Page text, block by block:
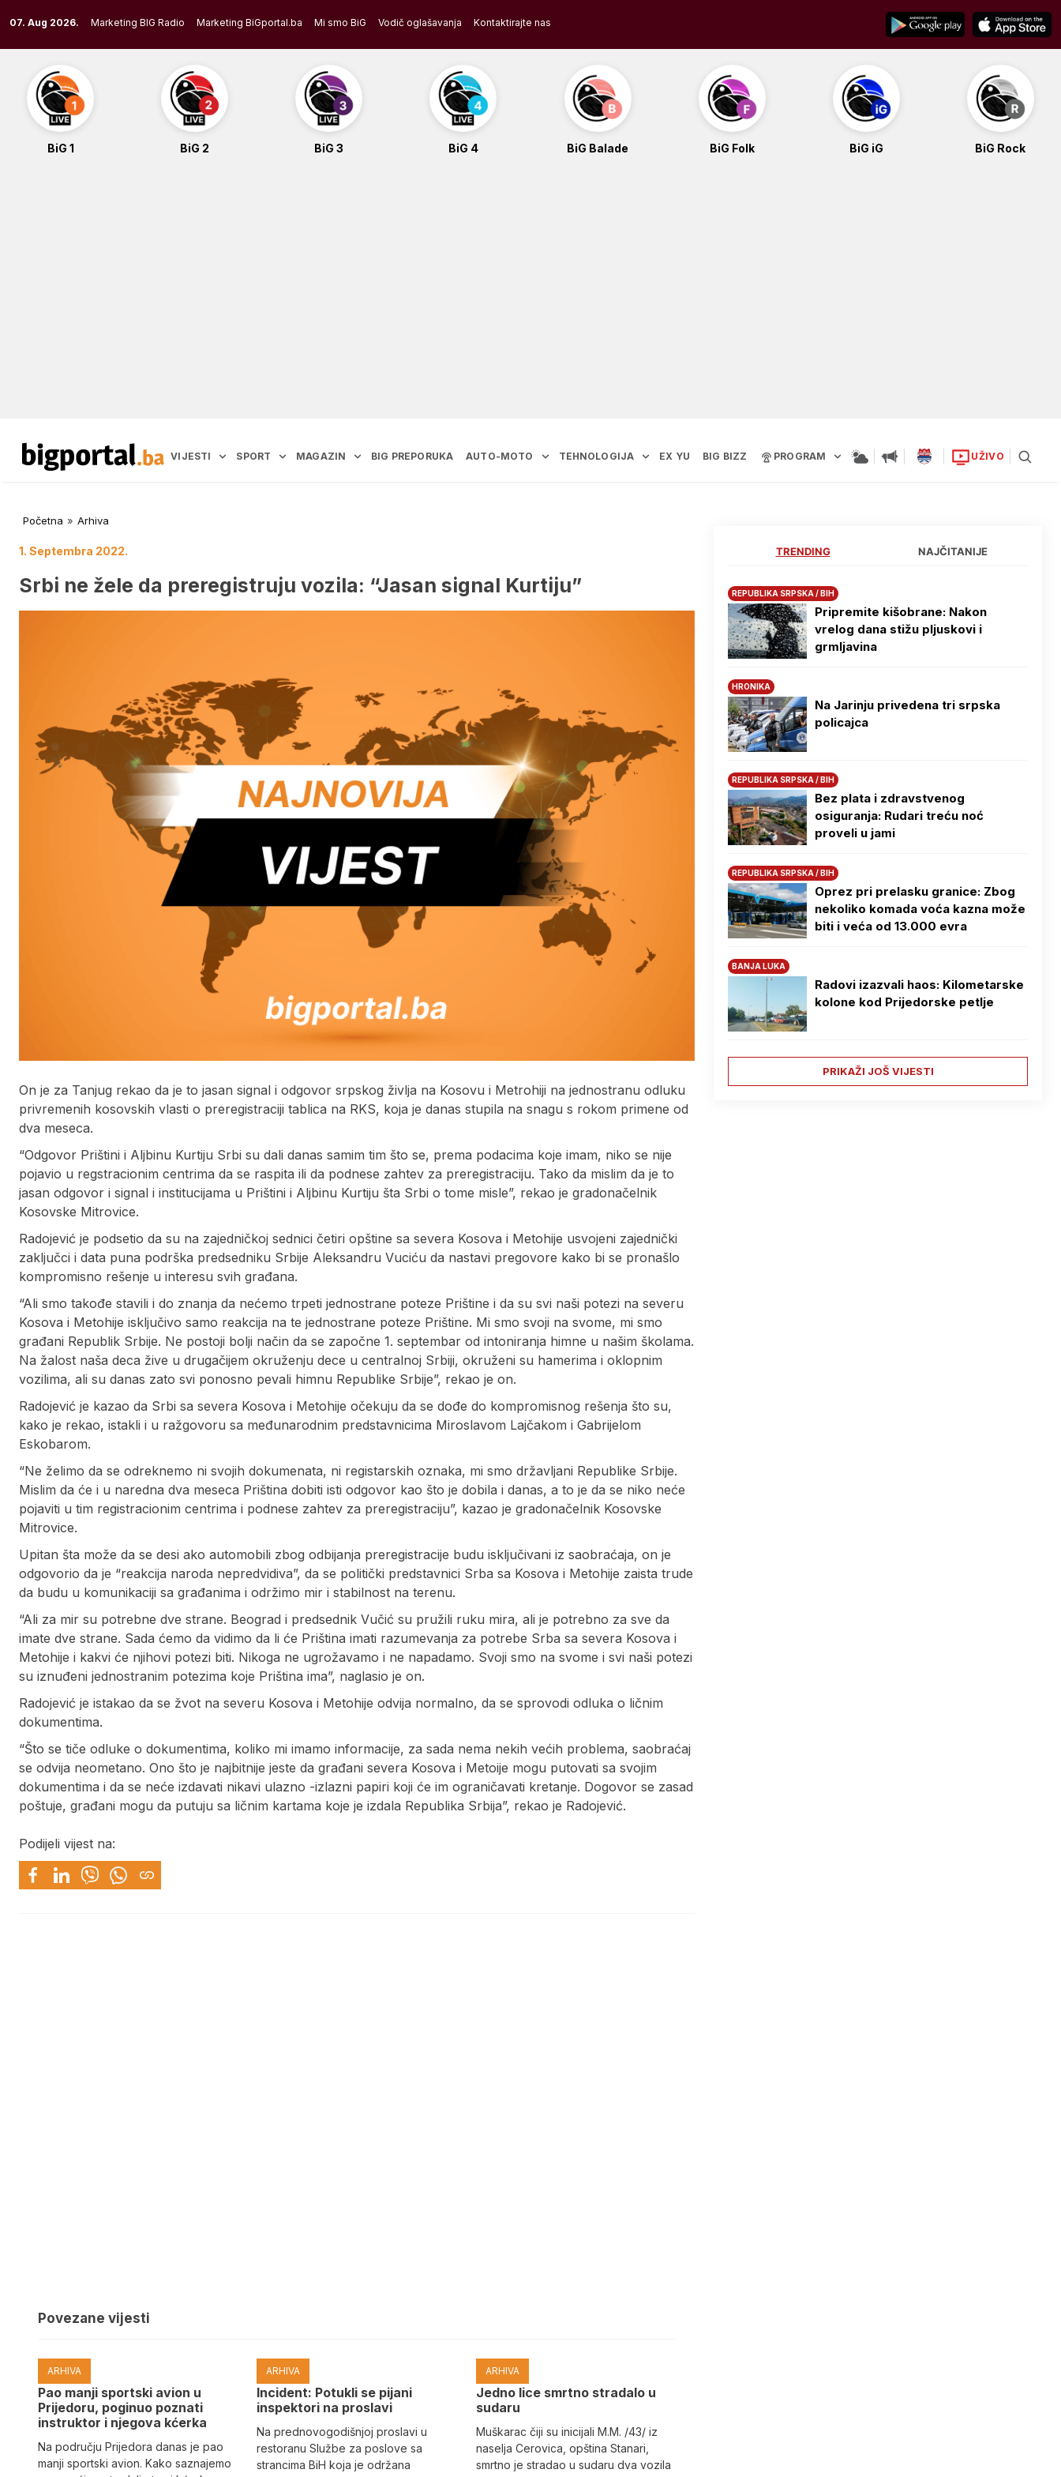
to
content
07. Aug 2026. Marketing BIG Radio Marketing BiGportal.ba Mi smo BiG Vodič oglašavanja Kontaktirajte nas
BiG 1 BiG 2 BiG 3 BiG 4 BiG Balade BiG Folk BiG iG BiG Rock
VIJESTI SPORT MAGAZIN BIG PREPORUKA AUTO-MOTO TEHNOLOGIJA EX YU BIG BIZZ PROGRAM UŽIVO
Početna » Arhiva
1. Septembra 2022.
Srbi ne žele da preregistruju vozila: “Jasan signal Kurtiju”
On je za Tanjug rekao da je to jasan signal i odgovor srpskog življa na Kosovu i Metrohiji na jednostranu odluku
privremenih kosovskih vlasti o preregistraciji tablica na RKS, koja je danas stupila na snagu s rokom primene od
dva meseca.
“Odgovor Prištini i Aljbinu Kurtiju Srbi su dali danas samim tim što se, prema podacima koje imam, niko se nije
pojavio u regstracionim centrima da se raspita ili da podnese zahtev za preregistraciju. Tako da mislim da je to
jasan odgovor i signal i institucijama u Prištini i Aljbinu Kurtiju šta Srbi o tome misle”, rekao je gradonačelnik
Kosovske Mitrovice.
Radojević je podsetio da su na zajedničkoj sednici četiri opštine sa severa Kosova i Metohije usvojeni zajednički
zaključci i data puna podrška predsedniku Srbije Aleksandru Vuciću da nastavi pregovore kako bi se pronašlo
kompromisno rešenje u interesu svih građana.
“Ali smo takođe stavili i do znanja da nećemo trpeti jednostrane poteze Prištine i da su svi naši potezi na severu
Kosova i Metohije isključivo samo reakcija na te jednostrane poteze Prištine. Mi smo svoji na svome, mi smo
građani Republik Srbije. Ne postoji bolji način da se započne 1. septembar od intoniranja himne u našim školama.
Na žalost naša deca žive u drugačijem okruženju dece u centralnoj Srbiji, okruženi su hamerima i oklopnim
vozilima, ali su danas zato svi ponosno pevali himnu Republike Srbije”, rekao je on.
Radojević je kazao da Srbi sa severa Kosova i Metohije očekuju da se dođe do kompromisnog rešenja što su,
kako je rekao, istakli i u ražgovoru sa međunarodnim predstavnicima Miroslavom Lajčakom i Gabrijelom
Eskobarom.
“Ne želimo da se odreknemo ni svojih dokumenata, ni registarskih oznaka, mi smo državljani Republike Srbije.
Mislim da će i u naredna dva meseca Priština dobiti isti odgovor kao što je dobila i danas, a to je da se niko neće
pojaviti u tim registracionim centrima i podnese zahtev za preregistraciju”, kazao je gradonačelnik Kosovske
Mitrovice.
Upitan šta može da se desi ako automobili zbog odbijanja preregistracije budu isključivani iz saobraćaja, on je
odgovorio da je “reakcija naroda nepredvidiva”, da se politički predstavnici Srba sa Kosova i Metohije zaista trude
da budu u komunikaciji sa građanima i održimo mir i stabilnost na terenu.
“Ali za mir su potrebne dve strane. Beograd i predsednik Vučić su pružili ruku mira, ali je potrebno za sve da
imate dve strane. Sada ćemo da vidimo da li će Priština imati razumevanja za potrebe Srba sa severa Kosova i
Metohije i kakvi će njihovi potezi biti. Nikoga ne ugrožavamo i ne napadamo. Svoji smo na svome i svi naši potezi
su iznuđeni jednostranim potezima koje Priština ima”, naglasio je on.
Radojević je istakao da se žvot na severu Kosova i Metohije odvija normalno, da se sprovodi odluka o ličnim
dokumentima.
“Što se tiče odluke o dokumentima, koliko mi imamo informacije, za sada nema nekih većih problema, saobraćaj
se odvija neometano. Ono što je najbitnije jeste da građani severa Kosova i Metoije mogu putovati sa svojim
dokumentima i da se neće izdavati nikavi ulazno -izlazni papiri koji će im ograničavati kretanje. Dogovor se zasad
poštuje, građani mogu da putuju sa ličnim kartama koje je izdala Republika Srbija”, rekao je Radojević.
Podijeli vijest na:
Povezane vijesti
ARHIVA
Pao manji sportski avion u
Prijedoru, poginuo poznati
instruktor i njegova kćerka
Na području Prijedora danas je pao
manji sportski avion. Kako saznajemo
ARHIVA
Incident: Potukli se pijani
inspektori na proslavi
Na prednovogodišnjoj proslavi u
restoranu Službe za poslove sa
strancima BiH koja je održana
ARHIVA
Јedno lice smrtno stradalo u
sudaru
Muškarac čiji su inicijali M.M. /43/ iz
naselja Cerovica, opština Stanari,
smrtno je stradao u sudaru dva vozila
TRENDING NAJČITANIJE
REPUBLIKA SRPSKA / BIH
Pripremite kišobrane: Nakon
vrelog dana stižu pljuskovi i
grmljavina
HRONIKA
Na Јarinju privedena tri srpska
policajca
REPUBLIKA SRPSKA / BIH
Bez plata i zdravstvenog
osiguranja: Rudari treću noć
proveli u jami
REPUBLIKA SRPSKA / BIH
Oprez pri prelasku granice: Zbog
nekoliko komada voća kazna može
biti i veća od 13.000 evra
BANJA LUKA
Radovi izazvali haos: Kilometarske
kolone kod Prijedorske petlje
PRIKAŽI JOŠ VIJESTI